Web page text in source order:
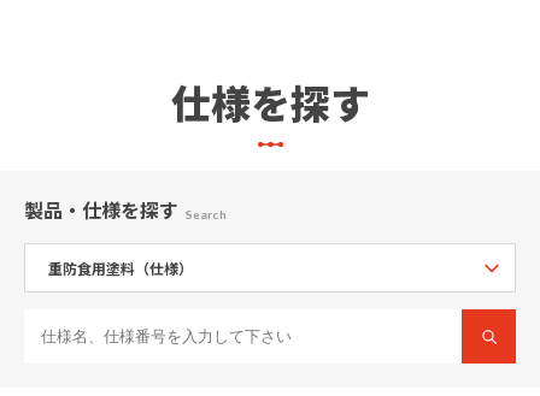
仕様を探す
製品・仕様を探す Search